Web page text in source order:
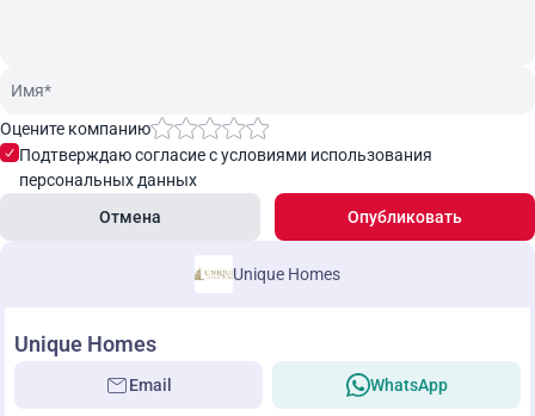
Оцените компанию
Подтверждаю согласие с условиями использования
персональных данных
Отмена
Опубликовать
Unique Homes
Unique Homes
Email WhatsApp